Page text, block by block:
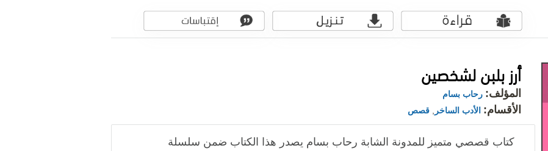
أرز بلبن لشخصين
المؤلف: رحاب بسام
الأقسام: الأدب الساخر قصص
كتاب قصصي متميز للمدونة الشابة رحاب بسام يصدر هذا الكتاب ضمن سلسلة